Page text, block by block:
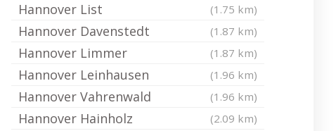
Hannover List (1.75 km)
Hannover Davenstedt (1.87 km)
Hannover Limmer (1.87 km)
Hannover Leinhausen (1.96 km)
Hannover Vahrenwald (1.96 km)
Hannover Hainholz (2.09 km)